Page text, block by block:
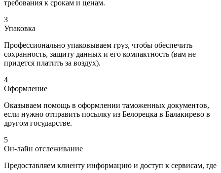
требования к срокам и ценам.
3
Упаковка
Профессионально упаковываем груз, чтобы обеспечить
сохранность, защиту данных и его компактность (вам не
придется платить за воздух).
4
Оформление
Оказываем помощь в оформлении таможенных документов,
если нужно отправить посылку из Белорецка в Балакирево в
другом государстве.
5
Он-лайн отслеживание
Предоставляем клиенту информацию и доступ к сервисам, где